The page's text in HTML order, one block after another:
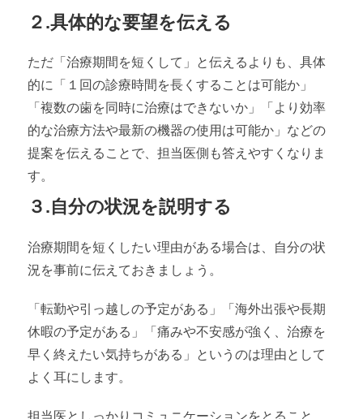
２.具体的な要望を伝える
ただ「治療期間を短くして」と伝えるよりも、具体
的に「１回の診療時間を長くすることは可能か」
「複数の歯を同時に治療はできないか」「より効率
的な治療方法や最新の機器の使用は可能か」などの
提案を伝えることで、担当医側も答えやすくなりま
す。
３.自分の状況を説明する
治療期間を短くしたい理由がある場合は、自分の状
況を事前に伝えておきましょう。
「転勤や引っ越しの予定がある」「海外出張や長期
休暇の予定がある」「痛みや不安感が強く、治療を
早く終えたい気持ちがある」というのは理由として
よく耳にします。
担当医としっかりコミュニケーションをとること